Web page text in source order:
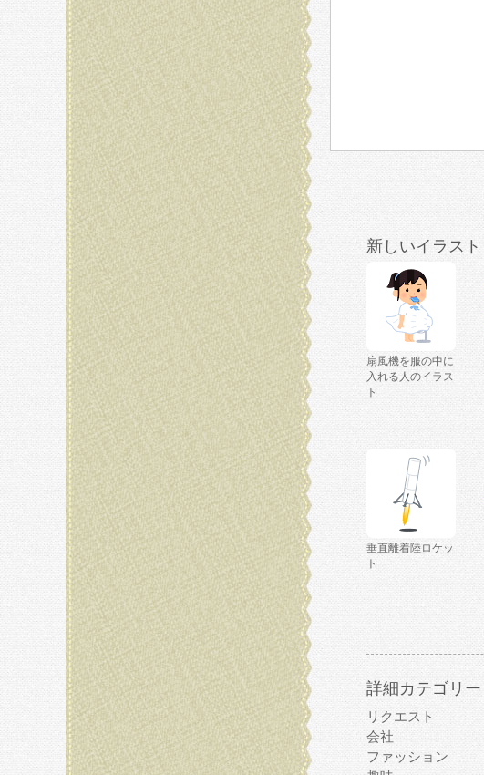
新しいイラスト
扇風機を服の中に
入れる人のイラス
ト
垂直離着陸ロケッ
ト
詳細カテゴリー
リクエスト
会社
ファッション